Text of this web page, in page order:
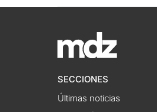
SECCIONES
Últimas noticias